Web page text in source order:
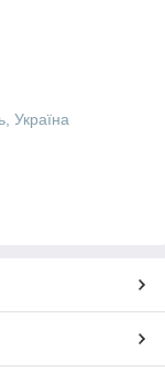
Україна